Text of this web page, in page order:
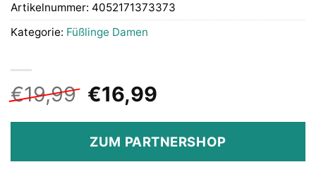
€19,99 Ursprünglicher
Preis
war:
€19,99
€16,99Aktueller
ist:
€16,99.
ZUM PARTNERSHOP
Artikelnummer: 4052171373373
Kategorie: Füßlinge Damen